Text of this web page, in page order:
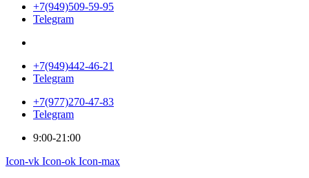
+7(949)509-59-95
Telegram
+7(949)442-46-21
Telegram
+7(977)270-47-83
Telegram
9:00-21:00
Icon-vk Icon-ok Icon-max